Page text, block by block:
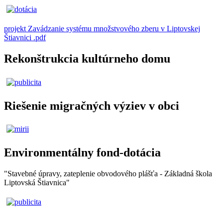
projekt Zavádzanie systému množstvového zberu v Liptovskej
Štiavnici .pdf
Rekonštrukcia kultúrneho domu
Riešenie migračných výziev v obci
Environmentálny fond-dotácia
"Stavebné úpravy, zateplenie obvodového plášťa - Základná škola
Liptovská Štiavnica"